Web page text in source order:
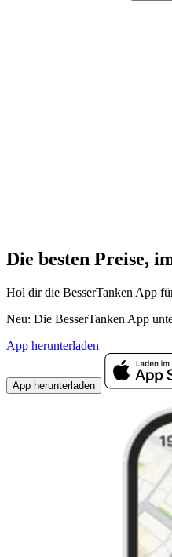
Die besten Preise,
Hol dir die BesserTanken App
Neu: Die BesserTanken App
App herunterladen
App herunterladen